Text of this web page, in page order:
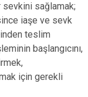
sevkini sağlamak;
iaşe ve sevk
teslim
başlangıcını,
için gerekli